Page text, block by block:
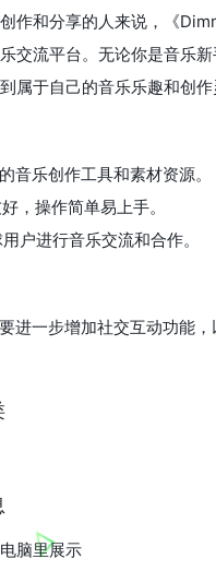
作和分享的人来说，《
交流平台。无论你是音乐新
属于自己的音乐乐趣和创作
音乐创作工具和素材资源。
，操作简单易上手。
户进行音乐交流和合作。
进一步增加社交互动功能
脑里展示